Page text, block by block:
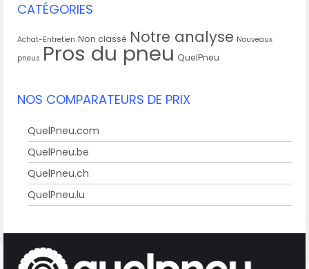
CATÉGORIES
Achat-Entretien Non classé Notre analyse Nouveaux
pneus Pros du pneu QuelPneu
NOS COMPARATEURS DE PRIX
QuelPneu.com
QuelPneu.be
QuelPneu.ch
QuelPneu.lu